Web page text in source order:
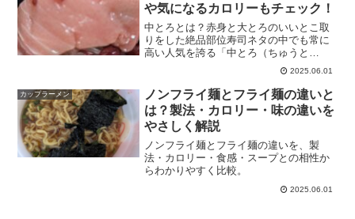
や気になるカロリーもチェック！
中とろとは？赤身と大とろのいいとこ取
りをした絶品部位寿司ネタの中でも常に
高い人気を誇る「中とろ（ちゅうと
ろ）」。マグロの中でも脂の乗りと赤身
の旨味が絶妙にバランスした部位で、回
転寿司から高級店まで幅広く愛されてい
ます。この記事では、中とろの...
2025.06.01
カップラーメン
ノンフライ麺とフライ麺の違いと
は？製法・カロリー・味の違いを
やさしく解説
ノンフライ麺とフライ麺の違いを、製
法・カロリー・食感・スープとの相性か
らわかりやすく比較。
2025.06.01